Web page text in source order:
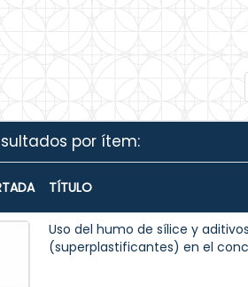
por ítem:
TÍTULO
Uso del humo de sílice y
(superplastificantes) en el